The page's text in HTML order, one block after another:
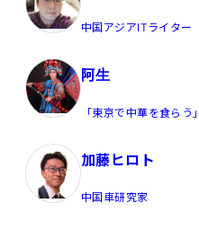
中国アジアITライター
阿生
「東京で中華を食らう」
加藤ヒロト
中国車研究家